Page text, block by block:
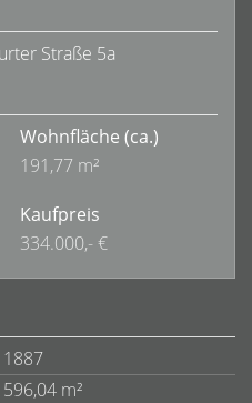
Straße 5a
Wohnfläche (ca.)
191,77 m²
Kaufpreis
334.000,- €
1887
596,04 m²